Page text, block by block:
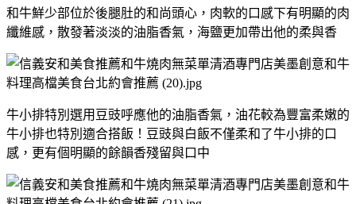
和牛鮮少部位於後腿肚的和尚頭心，肉軟的口感下有明顯的肉
纖維感，散發著淡淡的油脂香氣，海鹽更加帶出他的柔與香
牛小排特別選用豆豉呼應他的油脂香氣，油花較為豐富柔嫩的
牛小排也特別適合搭飯！豆豉與白飯不僅柔和了牛小排的口
感，更有個明顯的餘韻香殘留與口中